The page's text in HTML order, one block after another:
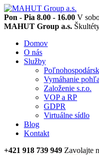
Pon - Pia 8.00 - 16.00 V
MAHUT Group a.s.
Domov
O nás
Služby
Vymáhanie
Založenie s.r.o.
VOP a RP
GDPR
Virtuálne sídlo
Blog
Kontakt
+421 918 739 949 Zavolajte